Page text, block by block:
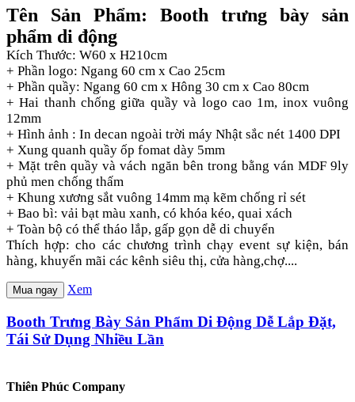
Tên Sản Phẩm: Booth trưng bày sản
phẩm di động
Kích Thước: W60 x H210cm
+ Phần logo: Ngang 60 cm x Cao 25cm
+ Phần quầy: Ngang 60 cm x Hông 30 cm x Cao 80cm
+ Hai thanh chống giữa quầy và logo cao 1m, inox vuông
12mm
+ Hình ảnh : In decan ngoài trời máy Nhật sắc nét 1400 DPI
+ Xung quanh quầy ốp fomat dày 5mm
+ Mặt trên quầy và vách ngăn bên trong bằng ván MDF 9ly
phủ men chống thấm
+ Khung xương sắt vuông 14mm mạ kẽm chống rỉ sét
+ Bao bì: vải bạt màu xanh, có khóa kéo, quai xách
+ Toàn bộ có thể tháo lắp, gấp gọn dễ di chuyển
Thích hợp: cho các chương trình chạy event sự kiện, bán
hàng, khuyến mãi các kênh siêu thị, cửa hàng,chợ....
Mua ngay Xem
Booth Trưng Bày Sản Phẩm Di Động Dễ Lắp Đặt,
Tái Sử Dụng Nhiều Lần
Thiên Phúc Company